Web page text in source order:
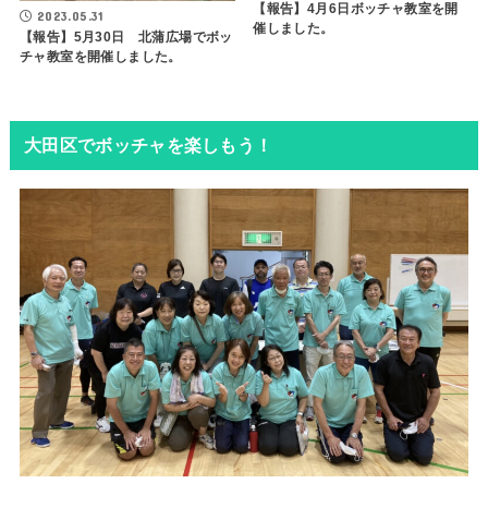
2023.05.31
【報告】5月30日 北蒲広場でボッ
チャ教室を開催しました。
【報告】4月6日ボッチャ教室を開
催しました。
大田区でボッチャを楽しもう！